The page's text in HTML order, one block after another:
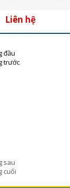
Liên hệ
đầu
trước
sau
cuối